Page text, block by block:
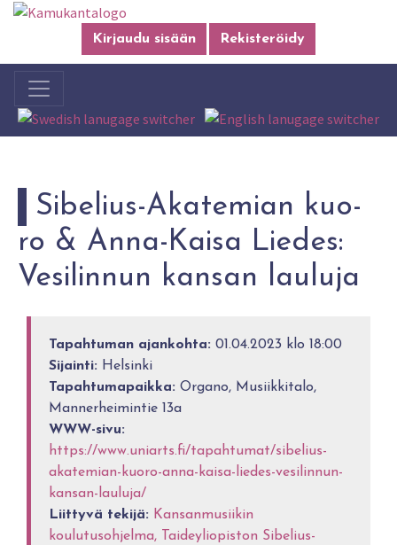
Kirjaudu sisään Rekisteröidy
Si­be­lius-Aka­te­mian kuo­
ro & Anna-Kai­sa Lie­des:
Ve­si­lin­nun kan­san lau­lu­ja
Tapahtuman ajankohta: 01.04.2023 klo 18:00
Sijainti: Helsinki
Tapahtumapaikka: Organo, Musiikkitalo,
Mannerheimintie 13a
WWW-sivu:
https://www.uniarts.fi/tapahtumat/sibelius-
akatemian-kuoro-anna-kaisa-liedes-vesilinnun-
kansan-lauluja/
Liittyvä tekijä: Kansanmusiikin
koulutusohjelma, Taideyliopiston Sibelius-